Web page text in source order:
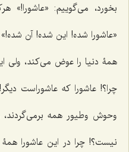
بخورد، می‌گوییم: «عاشورا!»
«عاشورا شده! این شده! آن
همۀ دنیا را عوض می‌کند، ولی
چرا؟! عاشورا که عاشوراست
وحوش وطیور همه برمی‌گردند،
نیست؟! چرا در این عاشورا